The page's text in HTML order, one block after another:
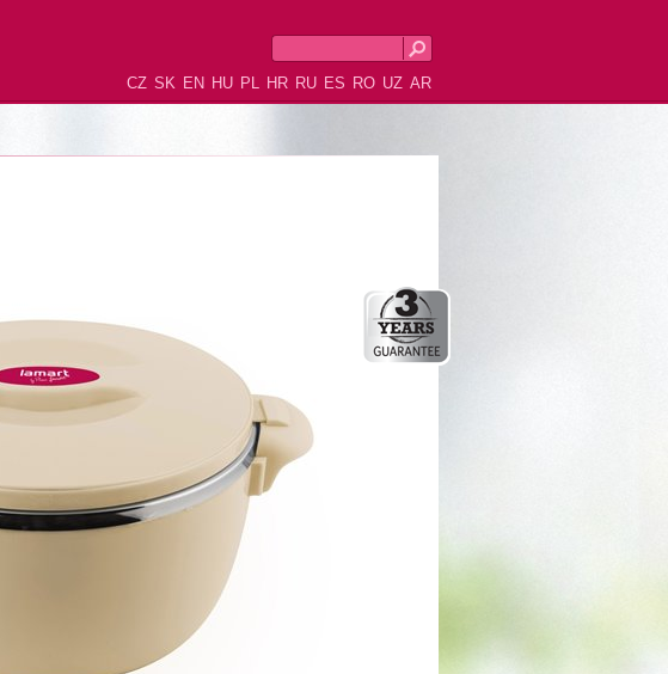
CZ SK EN HU PL HR RU ES RO UZ AR